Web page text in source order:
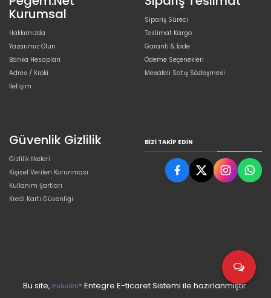
Kurumsal
Hakkımızda
Yazarımız Olun
Banka Hesapları
Adres / Kroki
İletişim
Sipariş Süreci
Teslimat Kargo
Garanti & İade
Ödeme Seçenekleri
Mesafeli Satış Sözleşmesi
Güvenlik Gizlilik
Gizlilik İlkeleri
Kişisel Verilen Korunması
Kullanım Şartları
Kredi Kartı Güvenliği
BIZI TAKIP EDIN
Bu site, PobolEti® Entegre E-ticaret Sistemi ile hazırlanmıştır.